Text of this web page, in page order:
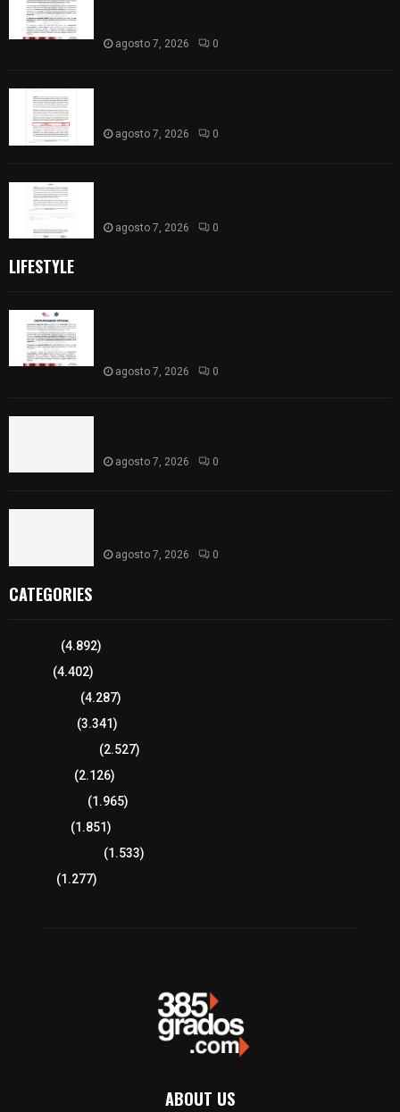
agosto 7, 2026 0
agosto 7, 2026 0
agosto 7, 2026 0
LIFESTYLE
agosto 7, 2026 0
agosto 7, 2026 0
agosto 7, 2026 0
CATEGORIES
(4.892)
(4.402)
(4.287)
(3.341)
(2.527)
(2.126)
(1.965)
(1.851)
(1.533)
(1.277)
ABOUT US